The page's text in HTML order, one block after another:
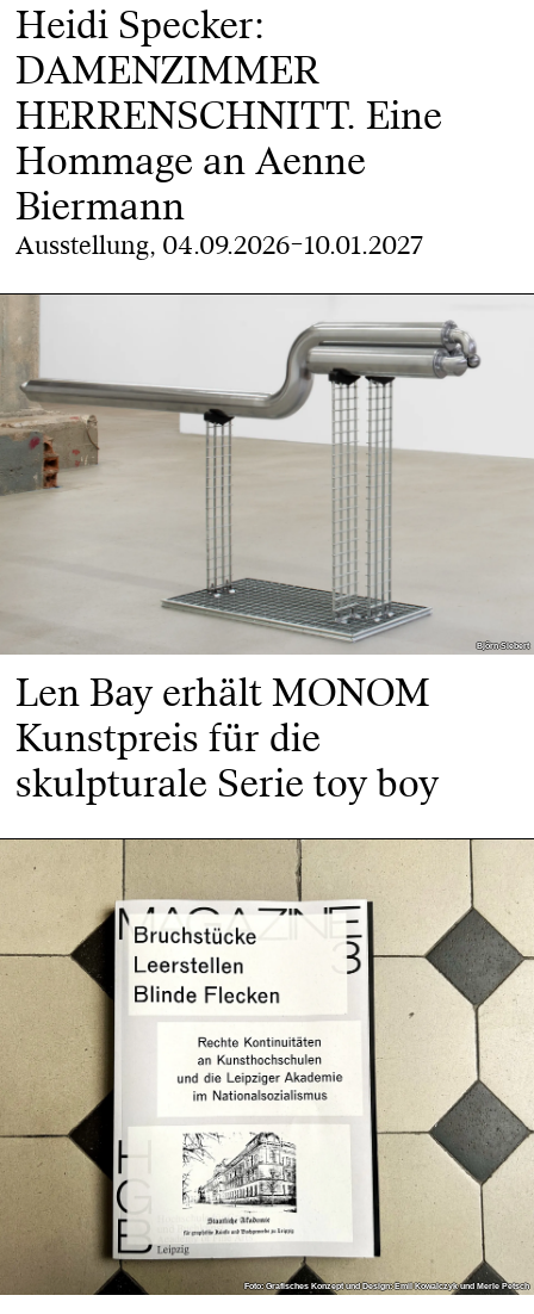
Heidi Specker:
DAMENZIMMER
HERRENSCHNITT. Eine
Hommage an Aenne
Biermann
Ausstellung, 04.09.2026–10.01.2027
Björn Siebert
Björn Siebert
Len Bay erhält MONOM
Kunstpreis für die
skulpturale Serie toy boy
Foto: Grafisches Konzept und Design: Emil Kowalczyk und Merle Petsch
Foto: Grafisches Konzept und Design: Emil Kowalczyk und Merle Petsch